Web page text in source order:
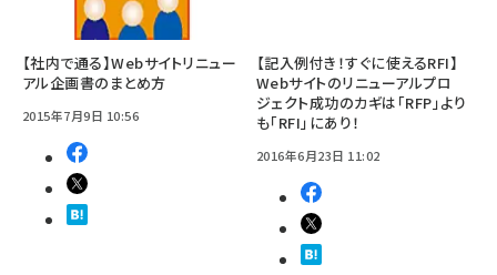
【社内で通る】Webサイトリニュー
アル企画書のまとめ方
2015年7月9日 10:56
【記入例付き！すぐに使えるRFI】
Webサイトのリニューアルプロ
ジェクト成功のカギは「RFP」より
も「RFI」にあり！
2016年6月23日 11:02